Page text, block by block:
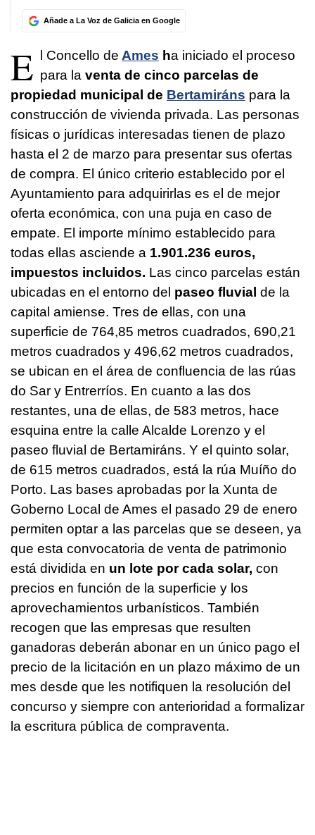
Añade a La Voz de Galicia en Google
E l Concello de Ames ha iniciado el proceso
para la venta de cinco parcelas de
propiedad municipal de Bertamiráns para la
construcción de vivienda privada. Las personas
físicas o jurídicas interesadas tienen de plazo
hasta el 2 de marzo para presentar sus ofertas
de compra. El único criterio establecido por el
Ayuntamiento para adquirirlas es el de mejor
oferta económica, con una puja en caso de
empate. El importe mínimo establecido para
todas ellas asciende a 1.901.236 euros,
impuestos incluidos. Las cinco parcelas están
ubicadas en el entorno del paseo fluvial de la
capital amiense. Tres de ellas, con una
superficie de 764,85 metros cuadrados, 690,21
metros cuadrados y 496,62 metros cuadrados,
se ubican en el área de confluencia de las rúas
do Sar y Entrerríos. En cuanto a las dos
restantes, una de ellas, de 583 metros, hace
esquina entre la calle Alcalde Lorenzo y el
paseo fluvial de Bertamiráns. Y el quinto solar,
de 615 metros cuadrados, está la rúa Muíño do
Porto. Las bases aprobadas por la Xunta de
Goberno Local de Ames el pasado 29 de enero
permiten optar a las parcelas que se deseen, ya
que esta convocatoria de venta de patrimonio
está dividida en un lote por cada solar, con
precios en función de la superficie y los
aprovechamientos urbanísticos. También
recogen que las empresas que resulten
ganadoras deberán abonar en un único pago el
precio de la licitación en un plazo máximo de un
mes desde que les notifiquen la resolución del
concurso y siempre con anterioridad a formalizar
la escritura pública de compraventa.